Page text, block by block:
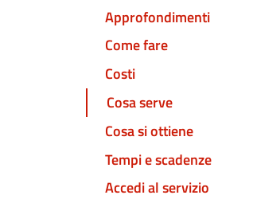
Approfondimenti
Come fare
Costi
Cosa serve
Cosa si ottiene
Tempi e scadenze
Accedi al servizio